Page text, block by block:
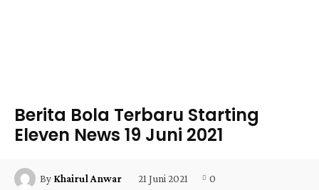
Berita Bola Terbaru Starting
Eleven News 19 Juni 2021
By Khairul Anwar 21 Juni 2021 0